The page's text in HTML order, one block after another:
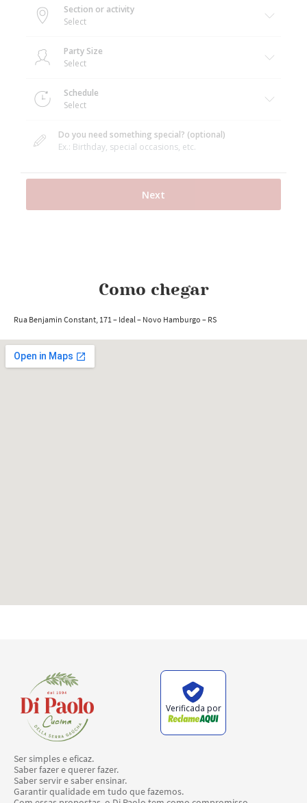
Como chegar
Rua Benjamin Constant, 171 – Ideal – Novo Hamburgo – RS
Verificada por
Ser simples e eficaz.
Saber fazer e querer fazer.
Saber servir e saber ensinar.
Garantir qualidade em tudo que fazemos.